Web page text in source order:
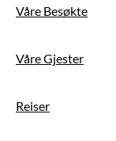
Våre Besøkte
Våre Gjester
Reiser